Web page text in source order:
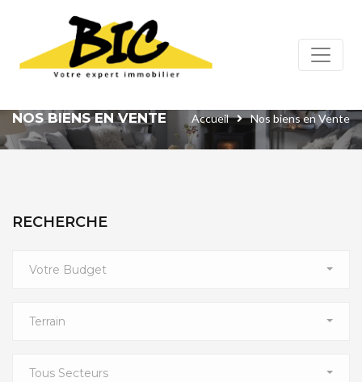
NOS BIENS EN VENTE Accueil Nos biens en Vente
RECHERCHE
Votre Budget
Terrain
Tous Secteurs